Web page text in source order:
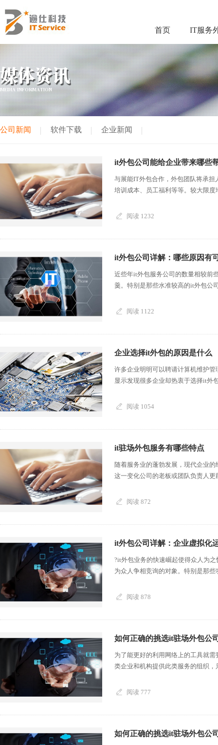
首页 IT服务
媒体资讯
MEDIA INFORMATION
公司新闻 软件下载 企业新闻
it外包公司能给企业带来哪些
与展能IT外包合作，外包团队将承
培训成本、员工福利等等。较大限
阅读 1232
it外包公司详解：哪些原因有
近些年it外包服务公司的数量相较前
羹。特别是那些水准较高的it外包公
阅读 1122
企业选择it外包的原因是什么
许多企业明明可以聘请计算机维护
显示发现很多企业却热衷于选择it外
阅读 1054
it驻场外包服务有哪些特点
随着服务业的蓬勃发展，现代企业
这一变化公司的老板或团队负责人
阅读 872
it外包公司详解：企业虚拟化
?it外包业务的快速崛起使得众人为
为众人争相竞询的对象。特别是那
阅读 878
如何正确的挑选it驻场外包公
为了能更好的利用网络上的工具就
类企业和机构提供此类服务的组织
阅读 777
如何正确的挑选it驻场外包公